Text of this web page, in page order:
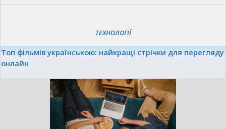
ТЕХНОЛОГІЇ
Топ фільмів українською: найкращі стрічки для перегляду
онлайн